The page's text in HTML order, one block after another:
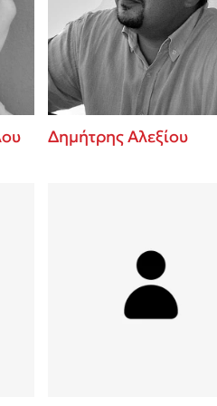
για chicken BBQ pizza
Πετρετζίκη!
μπορείς να διαβάσεις σε
τα παιδιά: Η ανάγκη μας για
σύγκρουση με τη
Δημήτρης Αλεξίου